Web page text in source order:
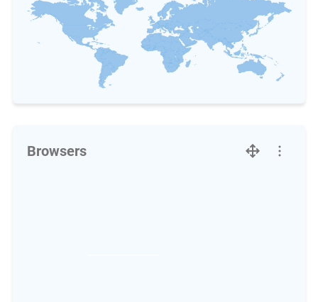
Browsers